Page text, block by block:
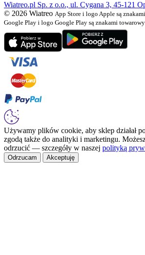
Wiatreo.pl Sp. z o.o., ul. Cygana 3, 45-121
© 2026 Wiatreo App Store i logo Apple są
Google Play i logo Google Play są znakami
Używamy plików cookie, aby sklep działał
zgodą także do analityki i marketingu.
odrzucić — szczegóły w naszej polityką
Odrzucam Akceptuję